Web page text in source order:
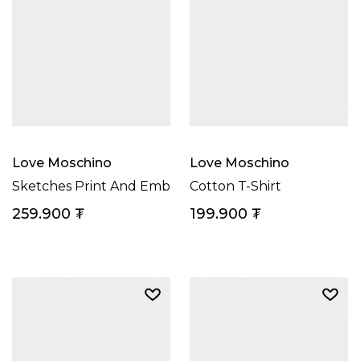
Love Moschino
Sketches Print And Embroidery Women’s T-Shirt
259.900 ₮
Love Moschino
Cotton T-Shirt
199.900 ₮